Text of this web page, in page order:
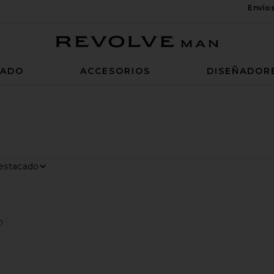
ACCESORIOS
por
Shorts
Colorblock Polo